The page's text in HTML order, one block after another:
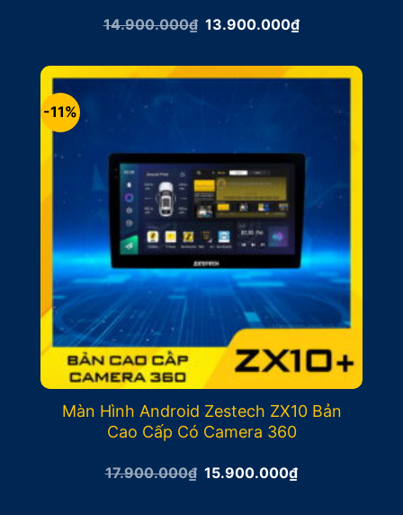
14.900.000₫ Giá
14.900.000₫.
13.900.000₫Giá
là:
13.900.000₫.
-11%
Màn Hình Android Zestech ZX10 Bản
Cao Cấp Có Camera 360
17.900.000₫ Giá
15.900.000₫Giá